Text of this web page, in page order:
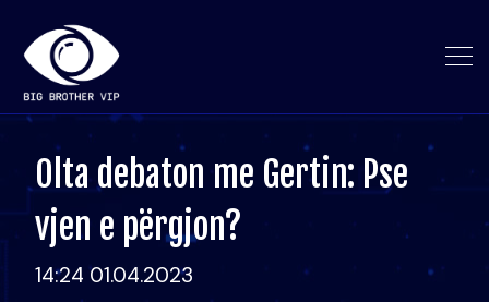
Olta debaton me Gertin: Pse
vjen e përgjon?
14:24 01.04.2023